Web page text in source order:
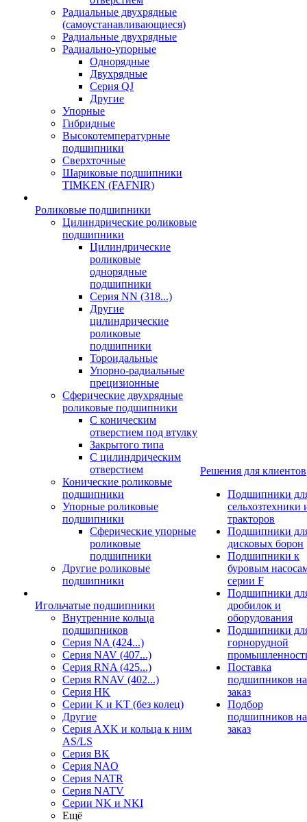
Радиальные двухрядные
(самоустанавливающиеся)
Радиальные двухрядные
Радиально-упорные
Однорядные
Двухрядные
Серия QJ
Другие
Упорные
Гибридные
Высокотемпературные
подшипники
Сверхточные
Шариковые подшипники
TIMKEN (FAFNIR)
Роликовые подшипники
Цилиндрические роликовые
подшипники
Цилиндрические
роликовые
однорядные
подшипники
Серия NN (318...)
Другие
цилиндрические
роликовые
подшипники
Тороидальные
Упорно-радиальные
прецизионные
Сферические двухрядные
роликовые подшипники
С коническим
отверстием под втулку
Закрытого типа
С цилиндрическим
отверстием
Конические роликовые
подшипники
Упорные роликовые
подшипники
Сферические упорные
роликовые
подшипники
Другие роликовые
подшипники
Игольчатые подшипники
Внутренние кольца
подшипников
Серия NA (424...)
Серия NAV (407...)
Серия RNA (425...)
Серия RNAV (402...)
Серия HK
Серии K и KT (без колец)
Другие
Серия AXK и кольца к ним
AS/LS
Серия BK
Серия NAO
Серия NATR
Серия NATV
Серии NK и NKI
Ещё
Решения для клиентов
Подшипники
сельхозтехники
тракторов
Подшипники
дисковых борон
Подшипники к
буровым
серии F
Подшипники
дробилок и
оборудования
Подшипники
горнорудной
Поставка
подшипников на
заказ
Подбор
подшипников на
заказ